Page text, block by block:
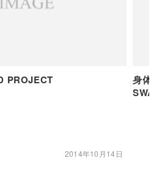
PROJECT
2014年10月14日
身体